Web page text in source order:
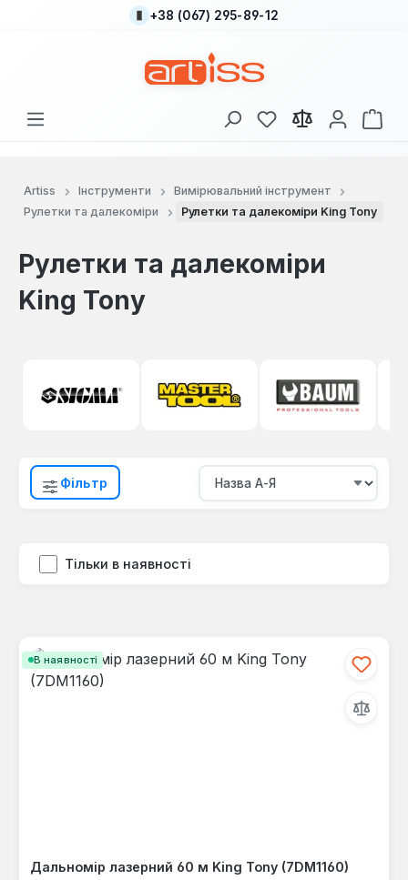
Перейти до основного вмісту
+38 (067) 295-89-12
У вас є 0 у списку
Artiss Інструменти
Вимірювальний інструмент
Рулетки та далекоміри
Рулетки та далекоміри King Tony
Рулетки та далекоміри
King Tony
Фільтр
Тільки в наявності
В наявності
Дальномір лазерний 60 м King Tony (7DM1160)